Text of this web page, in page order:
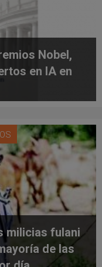
Nobel,
en IA en
milicias fulani
de las